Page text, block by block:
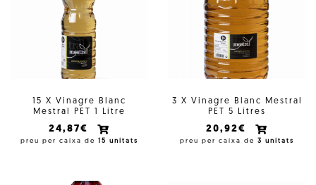
15 X Vinagre Blanc
Mestral PET 1 Litre
24,87€
preu per caixa de 15 unitats
3 X Vinagre Blanc Mestral
PET 5 Litres
20,92€
preu per caixa de 3 unitats